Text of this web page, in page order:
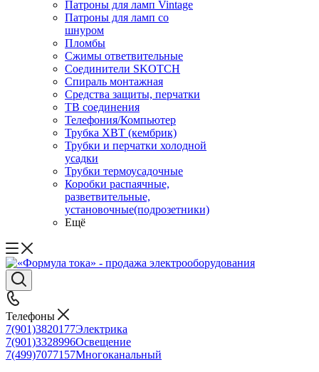
Патроны для ламп Vintage
Патроны для ламп со
шнуром
Пломбы
Сжимы ответвительные
Соединители SKOTCH
Спираль монтажная
Средства защиты, перчатки
ТВ соединения
Телефония/Компьютер
Трубка ХВТ (кембрик)
Трубки и перчатки холодной
усадки
Трубки термоусадочные
Коробки распаячные,
разветвительные,
установочные(подрозетники)
Ещё
Телефоны
7(901)3820177Электрика
7(901)3328996Освещение
7(499)7077157Многоканальный